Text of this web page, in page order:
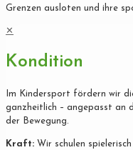
Grenzen ausloten und ihre
✕
Kondition
Im Kindersport fördern wir
ganzheitlich – angepasst an
der Bewegung.
Kraft: Wir schulen